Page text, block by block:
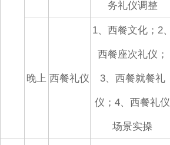
务礼仪调整
晚上 西餐礼仪
1、西餐文化；2、
西餐座次礼仪；
3、西餐就餐礼
仪；4、西餐礼仪
场景实操